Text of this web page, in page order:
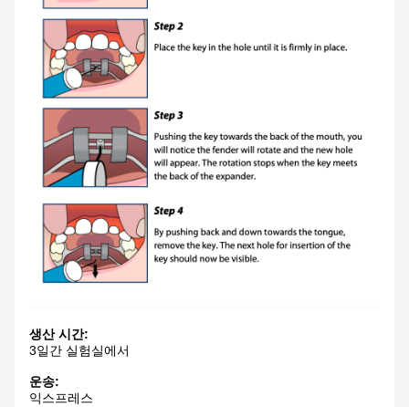
생산 시간:
3일간 실험실에서
운송:
익스프레스